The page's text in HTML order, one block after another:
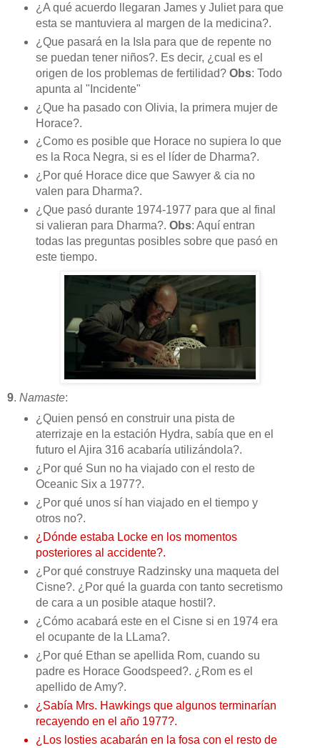
¿A qué acuerdo llegaran James y Juliet para que
esta se mantuviera al margen de la medicina?.
¿Que pasará en la Isla para que de repente no
se puedan tener niños?. Es decir, ¿cual es el
origen de los problemas de fertilidad? Obs: Todo
apunta al "Incidente"
¿Que ha pasado con Olivia, la primera mujer de
Horace?.
¿Como es posible que Horace no supiera lo que
es la Roca Negra, si es el líder de Dharma?.
¿Por qué Horace dice que Sawyer & cia no
valen para Dharma?.
¿Que pasó durante 1974-1977 para que al final
si valieran para Dharma?. Obs: Aquí entran
todas las preguntas posibles sobre que pasó en
este tiempo.
9. Namaste:
¿Quien pensó en construir una pista de
aterrizaje en la estación Hydra, sabía que en el
futuro el Ajira 316 acabaría utilizándola?.
¿Por qué Sun no ha viajado con el resto de
Oceanic Six a 1977?.
¿Por qué unos sí han viajado en el tiempo y
otros no?.
¿Dónde estaba Locke en los momentos
posteriores al accidente?.
¿Por qué construye Radzinsky una maqueta del
Cisne?. ¿Por qué la guarda con tanto secretismo
de cara a un posible ataque hostil?.
¿Cómo acabará este en el Cisne si en 1974 era
el ocupante de la LLama?.
¿Por qué Ethan se apellida Rom, cuando su
padre es Horace Goodspeed?. ¿Rom es el
apellido de Amy?.
¿Sabía Mrs. Hawkings que algunos terminarían
recayendo en el año 1977?.
¿Los losties acabarán en la fosa con el resto de